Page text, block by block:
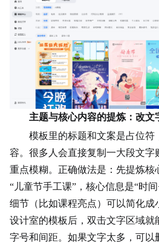
主题与核心内容的提炼：改文
模板里的标题和文案是占位符
容。很多人会直接复制一大段文字
重点模糊。正确做法是：先提炼核
“儿童节手工课”，核心信息是“时
细节（比如课程亮点）可以简化成
设计室的模板后，双击文字区域就
字号和间距。如果文字太多，可以